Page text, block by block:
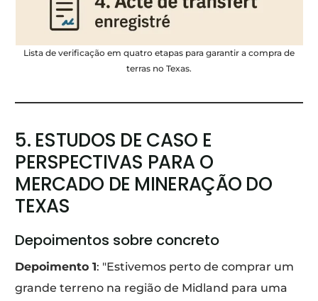
Lista de verificação em quatro etapas para garantir a compra de
terras no Texas.
5. ESTUDOS DE CASO E
PERSPECTIVAS PARA O
MERCADO DE MINERAÇÃO DO
TEXAS
Depoimentos sobre concreto
Depoimento 1: "Estivemos perto de comprar um
grande terreno na região de Midland para uma